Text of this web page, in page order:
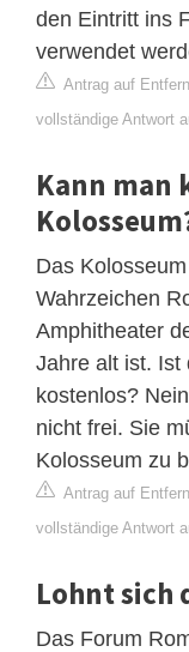
den Eintritt ins
verwendet
Antrag auf
vollständige Antwort
Kann man
Das
Wahrzeichen
Amphitheater
Jahre alt ist. Ist
kostenlos?
nicht frei. Sie
Kolosseum zu
Antrag auf
vollständige Antwort
Lohnt sich
Das Forum